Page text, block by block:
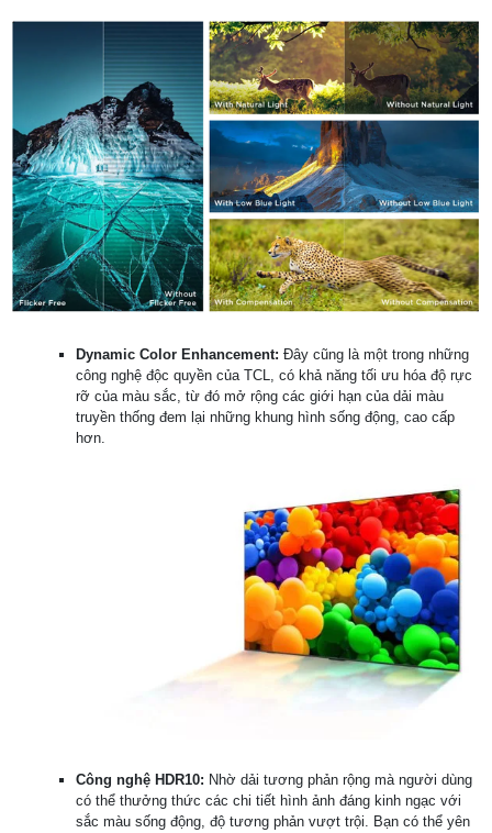
Dynamic Color Enhancement: Đây cũng là một trong những
công nghệ độc quyền của TCL, có khả năng tối ưu hóa độ rực
rỡ của màu sắc, từ đó mở rộng các giới hạn của dải màu
truyền thống đem lại những khung hình sống động, cao cấp
hơn.
Công nghệ HDR10: Nhờ dải tương phản rộng mà người dùng
có thể thưởng thức các chi tiết hình ảnh đáng kinh ngạc với
sắc màu sống động, độ tương phản vượt trội. Bạn có thể yên